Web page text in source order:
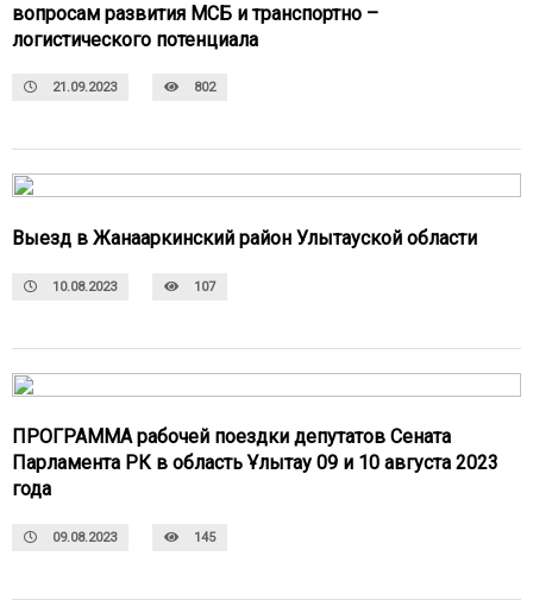
вопросам развития МСБ и транспортно –
логистического потенциала
21.09.2023 802
Выезд в Жанааркинский район Улытауской области
10.08.2023 107
ПРОГРАММА рабочей поездки депутатов Сената
Парламента РК в область Ұлытау 09 и 10 августа 2023
года
09.08.2023 145